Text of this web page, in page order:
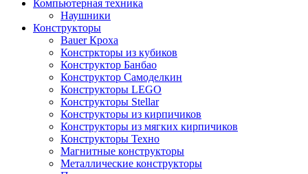
Компьютерная техника
Наушники
Конструкторы
Bauer Кроха
Констркторы из кубиков
Конструктор Банбао
Конструктор Самоделкин
Конструкторы LEGO
Конструкторы Stellar
Конструкторы из кирпичиков
Конструкторы из мягких кирпичиков
Конструкторы Техно
Магнитные конструкторы
Металлические конструкторы